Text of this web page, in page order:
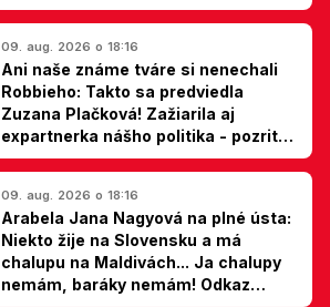
09. aug. 2026 o 18:16
Ani naše známe tváre si nenechali
Robbieho: Takto sa predviedla
Zuzana Plačková! Zažiarila aj
expartnerka nášho politika - pozrite
si TOP outfity z Lovestreamu
09. aug. 2026 o 18:16
Arabela Jana Nagyová na plné ústa:
Niekto žije na Slovensku a má
chalupu na Maldivách... Ja chalupy
nemám, baráky nemám! Odkaz